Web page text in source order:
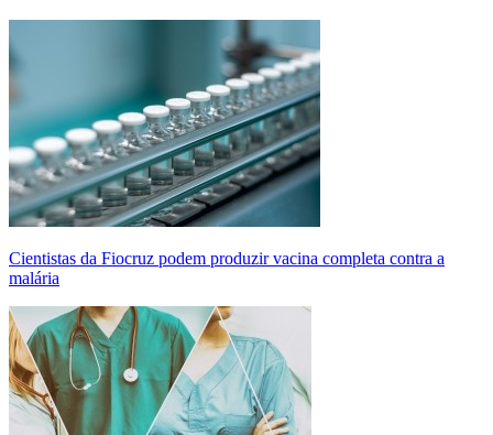
Cientistas da Fiocruz podem produzir vacina completa contra a
malária